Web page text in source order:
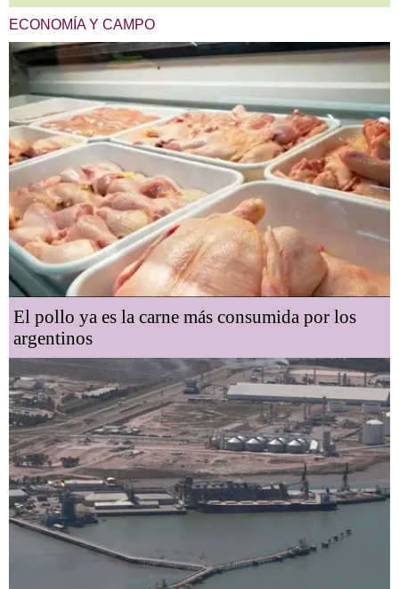
ECONOMÍA Y CAMPO
El pollo ya es la carne más consumida por los
argentinos